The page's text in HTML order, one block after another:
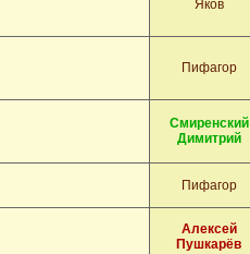
Яков
Пифагор
Смиренский
Димитрий
Пифагор
Алексей
Пушкарёв